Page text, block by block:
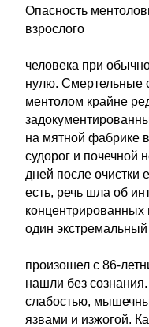
Опасность
взрослого
человека при
нулю. Смертельные
ментолом крайне
на мятной фабрике
судорог и почечной
дней после очистки
есть, речь шла об
один экстремальный
произошел с 86-
нашли без
слабостью,
язвами и изжогой.